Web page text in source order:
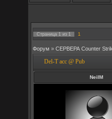
Страница 1 из 1 1
Форум » СЕРВЕРА Counter
Del-T acc @ Pub
NeilM